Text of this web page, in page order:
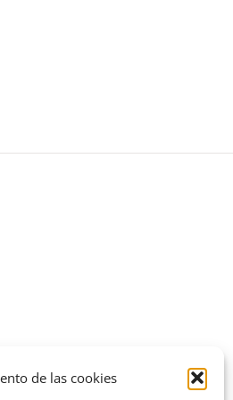
de las cookies